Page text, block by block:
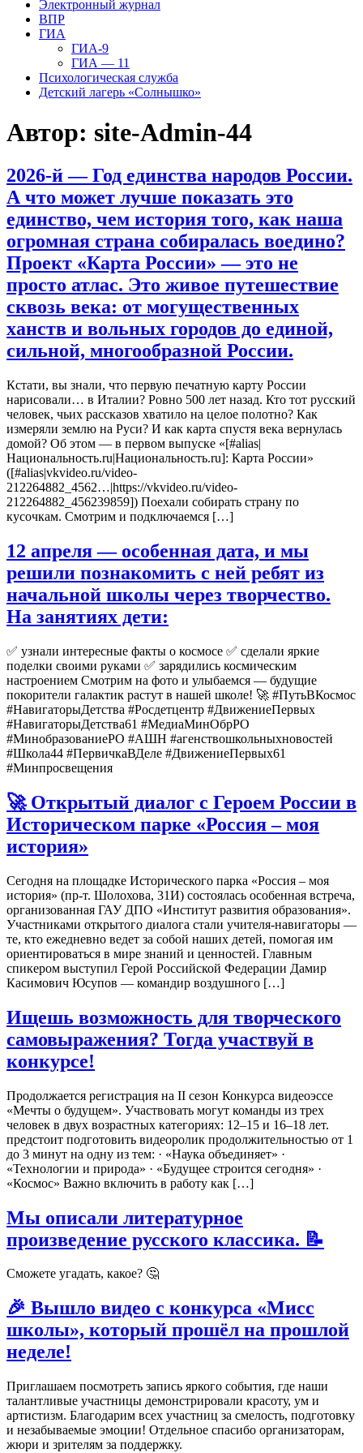
Электронный журнал
ВПР
ГИА
ГИА-9
ГИА — 11
Психологическая служба
Детский лагерь «Солнышко»
Автор: site-Admin-44
2026-й — Год единства народов России.
А что может лучше показать это
единство, чем история того, как наша
огромная страна собиралась воедино?
Проект «Карта России» — это не
просто атлас. Это живое путешествие
сквозь века: от могущественных
ханств и вольных городов до единой,
сильной, многообразной России.
Кстати, вы знали, что первую печатную карту России
нарисовали… в Италии? Ровно 500 лет назад. Кто тот русский
человек, чьих рассказов хватило на целое полотно? Как
измеряли землю на Руси? И как карта спустя века вернулась
домой? Об этом — в первом выпуске «[#alias|
Национальность.ru|Национальность.ru]: Карта России»
([#alias|vkvideo.ru/video-
212264882_4562…|https://vkvideo.ru/video-
212264882_456239859]) Поехали собирать страну по
кусочкам. Смотрим и подключаемся […]
12 апреля — особенная дата, и мы
решили познакомить с ней ребят из
начальной школы через творчество.
На занятиях дети:
✅ узнали интересные факты о космосе ✅ сделали яркие
поделки своими руками ✅ зарядились космическим
настроением Смотрим на фото и улыбаемся — будущие
покорители галактик растут в нашей школе! 🚀 #ПутьВКосмос
#НавигаторыДетства #Росдетцентр #ДвижениеПервых
#НавигаторыДетства61 #МедиаМинОбрРО
#МинобразованиеРО #АШН #агенствошкольныхновостей
#Школа44 #ПервичкаВДеле #ДвижениеПервых61
#Минпросвещения
🚀 Открытый диалог с Героем России в
Историческом парке «Россия – моя
история»
Сегодня на площадке Исторического парка «Россия – моя
история» (пр-т. Шолохова, 31И) состоялась особенная встреча,
организованная ГАУ ДПО «Институт развития образования».
Участниками открытого диалога стали учителя-навигаторы —
те, кто ежедневно ведет за собой наших детей, помогая им
ориентироваться в мире знаний и ценностей. Главным
спикером выступил Герой Российской Федерации Дамир
Касимович Юсупов — командир воздушного […]
Ищешь возможность для творческого
самовыражения? Тогда участвуй в
конкурсе!
Продолжается регистрация на II сезон Конкурса видеоэссе
«Мечты о будущем». Участвовать могут команды из трех
человек в двух возрастных категориях: 12–15 и 16–18 лет.
предстоит подготовить видеоролик продолжительностью от 1
до 3 минут на одну из тем: · «Наука объединяет» ·
«Технологии и природа» · «Будущее строится сегодня» ·
«Космос» Важно включить в работу как […]
Мы описали литературное
произведение русского классика. 📝
Сможете угадать, какое? 🤔
🎉 Вышло видео с конкурса «Мисс
школы», который прошёл на прошлой
неделе!
Приглашаем посмотреть запись яркого события, где наши
талантливые участницы демонстрировали красоту, ум и
артистизм. Благодарим всех участниц за смелость, подготовку
и незабываемые эмоции! Отдельное спасибо организаторам,
жюри и зрителям за поддержку.